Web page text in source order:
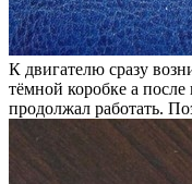
К двигателю сразу
тёмной коробке а
продолжал работать.